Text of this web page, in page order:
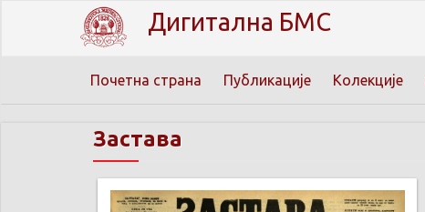
Дигитална БМС
Почетна страна Публикације Колекције
Застава